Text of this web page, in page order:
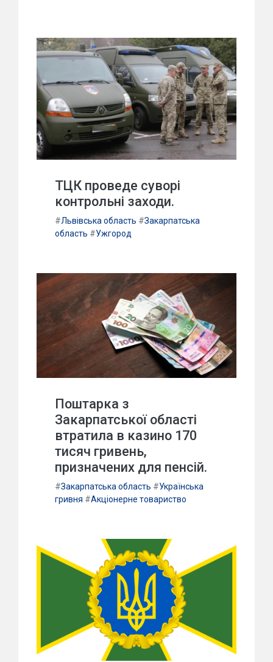
ТЦК проведе суворі
контрольні заходи.
#Львівська область #Закарпатська
область #Ужгород
Поштарка з
Закарпатської області
втратила в казино 170
тисяч гривень,
призначених для пенсій.
#Закарпатська область #Українська
гривня #Акціонерне товариство